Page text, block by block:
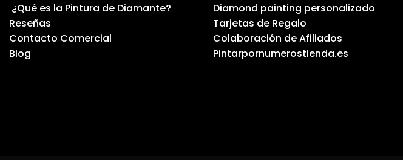
¿Qué es la Pintura de Diamante?
Reseñas
Contacto Comercial
Blog
Diamond painting personalizado
Tarjetas de Regalo
Colaboración de Afiliados
Pintarpornumerostienda.es